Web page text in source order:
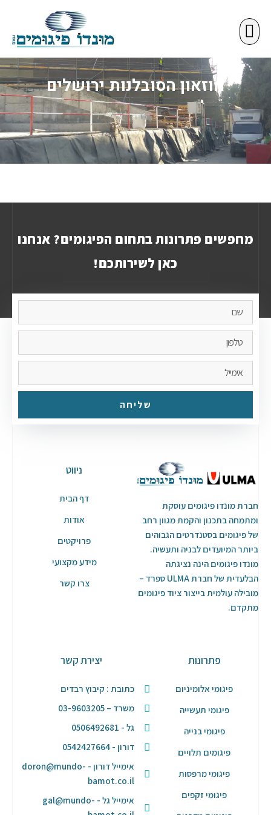
מוזאון הסובלנות ירושלים
מחפשים פתרונות בתחום הפיגומים? אנחנו
כאן לשירותכם!
שליחה
חברת מונדו פיגומים עוסקת
ומתמחה בתכנון והקמת מגוון רחב
של פיגומים בסטנדרטים הגבוהים
ביותר המיועדים לבניה ותעשיה.
מונדו פיגומים הינה נציגתה
הבלעדית של חברת ULMA ספרד –
מובילה עולמית בייצור ציוד פיגומים
מתקדם.
ניווט
דף הבית
אודות
פרויקטים
מידע מקצועי
צרו קשר
פתרונות
פיגומי אלומיניום
פיגומי תעשייה
פיגומי בנייה
פיגומים תלויים
פיגומי מרפסות
פיגומי זקפים
יצירת קשר
כתובת : קיבוץ רבדים
משרד – 03-9603205
גל - 0506492681
דורון - 0542427664
אימייל דורון - doron@mundo-
bamot.co.il
אימייל גל - gal@mundo-